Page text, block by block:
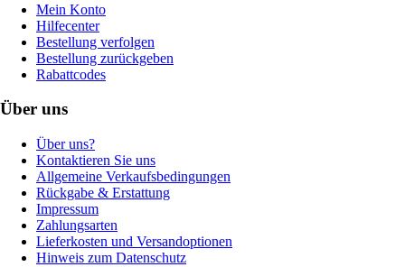
Mein Konto
Hilfecenter
Bestellung verfolgen
Bestellung zurückgeben
Rabattcodes
Über uns
Über uns?
Kontaktieren Sie uns
Allgemeine Verkaufsbedingungen
Rückgabe & Erstattung
Impressum
Zahlungsarten
Lieferkosten und Versandoptionen
Hinweis zum Datenschutz